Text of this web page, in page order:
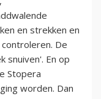
en strekken en
De
snuiven'. En op
Stopera
worden. Dan